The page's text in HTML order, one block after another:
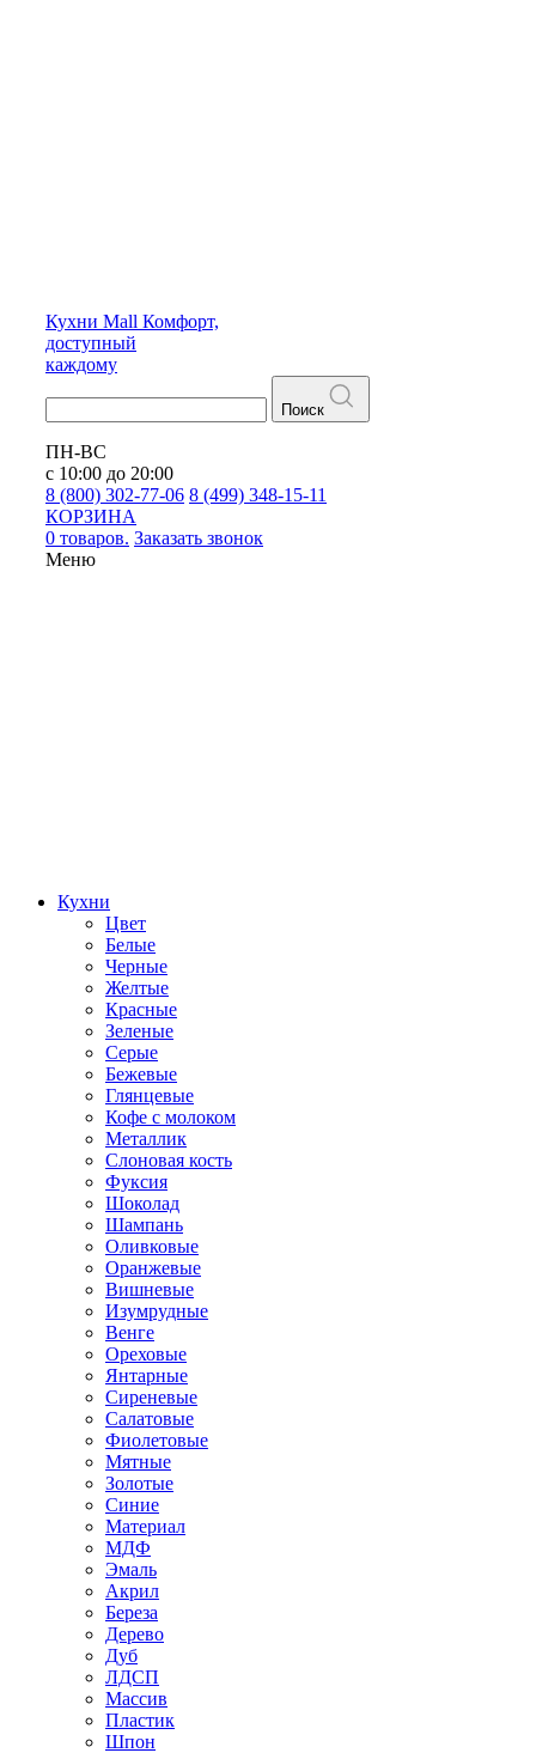
Кухни Mall Комфорт,
доступный
каждому
Поиск
ПН-ВС
с 10:00 до 20:00
8 (800) 302-77-06 8 (499) 348-15-11
КОРЗИНА
0 товаров. Заказать звонок
Меню
Кухни
Цвет
Белые
Черные
Желтые
Красные
Зеленые
Серые
Бежевые
Глянцевые
Кофе с молоком
Металлик
Слоновая кость
Фуксия
Шоколад
Шампань
Оливковые
Оранжевые
Вишневые
Изумрудные
Венге
Ореховые
Янтарные
Сиреневые
Салатовые
Фиолетовые
Мятные
Золотые
Синие
Материал
МДФ
Эмаль
Акрил
Береза
Дерево
Дуб
ЛДСП
Массив
Пластик
Шпон